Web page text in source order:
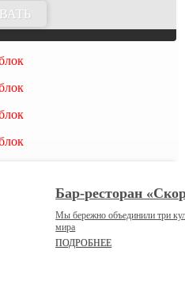
Бар-ресторан
Мы бережно объединили три
мира
ПОДРОБНЕЕ